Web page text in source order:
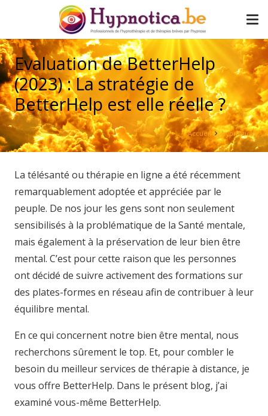
Evaluation de BetterHelp
(2023) : La stratégie de
BetterHelp est elle réelle ?
Accueil hypnotica
La télésanté ou thérapie en ligne a été récemment
remarquablement adoptée et appréciée par le
peuple. De nos jour les gens sont non seulement
sensibilisés à la problématique de la Santé mentale,
mais également à la préservation de leur bien être
mental. C’est pour cette raison que les personnes
ont décidé de suivre activement des formations sur
des plates-formes en réseau afin de contribuer à leur
équilibre mental.
En ce qui concernent notre bien être mental, nous
recherchons sûrement le top. Et, pour combler le
besoin du meilleur services de thérapie à distance, je
vous offre BetterHelp. Dans le présent blog, j’ai
examiné vous-même BetterHelp.